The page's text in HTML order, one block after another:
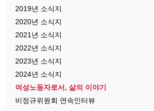
2019년 소식지
2020년 소식지
2021년 소식지
2022년 소식지
2023년 소식지
2024년 소식지
여성노동자로서, 삶의 이야기
비정규위원회 연속인터뷰